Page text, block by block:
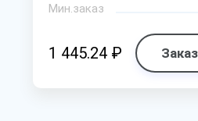
Мин.заказ
1 445.24 ₽